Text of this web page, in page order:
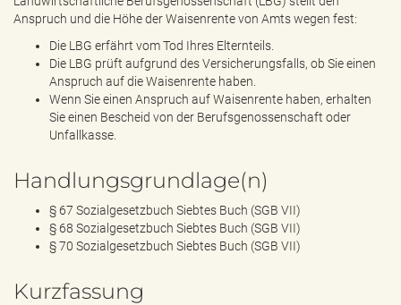
Anspruch und die Höhe der Waisenrente von Amts wegen fest:
Die LBG erfährt vom Tod Ihres Elternteils.
Die LBG prüft aufgrund des Versicherungsfalls, ob Sie einen
Anspruch auf die Waisenrente haben.
Wenn Sie einen Anspruch auf Waisenrente haben, erhalten
Sie einen Bescheid von der Berufsgenossenschaft oder
Unfallkasse.
Handlungsgrundlage(n)
§ 67 Sozialgesetzbuch Siebtes Buch (SGB VII)
§ 68 Sozialgesetzbuch Siebtes Buch (SGB VII)
§ 70 Sozialgesetzbuch Siebtes Buch (SGB VII)
Kurzfassung